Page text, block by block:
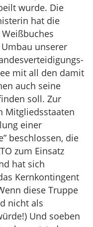
wurde. Die
hat die
unserer
mit all den damit
auch seine
soll. Zur
Mitgliedsstaaten
einer
beschlossen, die
zum Einsatz
hat sich
Kernkontingent
diese Truppe
nicht als
Und soeben